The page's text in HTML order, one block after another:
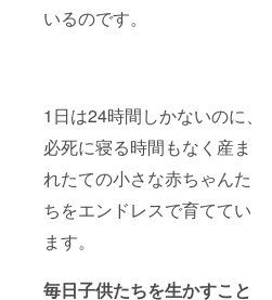
いるのです。
1日は24時間しかないのに、
必死に寝る時間もなく産ま
れたての小さな赤ちゃんた
ちをエンドレスで育ててい
ます。
毎日子供たちを生かすこと